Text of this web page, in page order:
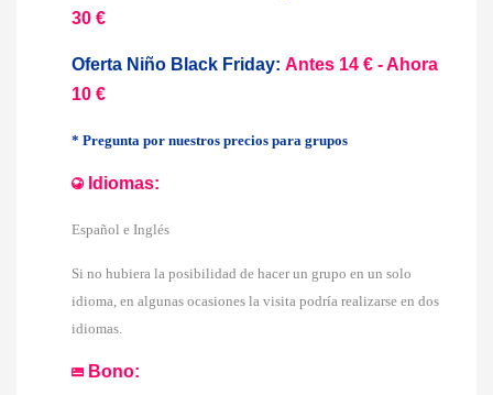
30 €
Oferta Niño Black Friday: Antes 14 € - Ahora
10 €
* Pregunta por nuestros precios para grupos
Idiomas:
Español e Inglés
Si no hubiera la posibilidad de hacer un grupo en un solo
idioma, en algunas ocasiones la visita podría realizarse en dos
idiomas.
Bono: